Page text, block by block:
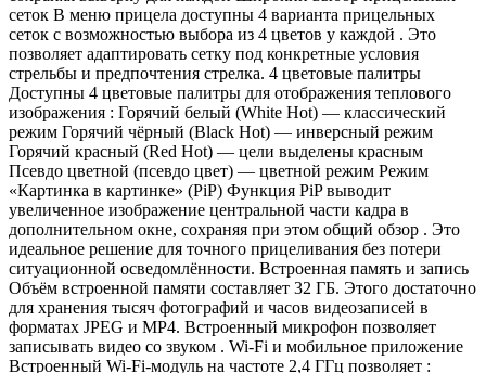
сеток В меню прицела доступны 4 варианта прицельных
сеток с возможностью выбора из 4 цветов у каждой . Это
позволяет адаптировать сетку под конкретные условия
стрельбы и предпочтения стрелка. 4 цветовые палитры
Доступны 4 цветовые палитры для отображения теплового
изображения : Горячий белый (White Hot) — классический
режим Горячий чёрный (Black Hot) — инверсный режим
Горячий красный (Red Hot) — цели выделены красным
Псевдо цветной (псевдо цвет) — цветной режим Режим
«Картинка в картинке» (PiP) Функция PiP выводит
увеличенное изображение центральной части кадра в
дополнительном окне, сохраняя при этом общий обзор . Это
идеальное решение для точного прицеливания без потери
ситуационной осведомлённости. Встроенная память и запись
Объём встроенной памяти составляет 32 ГБ. Этого достаточно
для хранения тысяч фотографий и часов видеозаписей в
форматах JPEG и MP4. Встроенный микрофон позволяет
записывать видео со звуком . Wi-Fi и мобильное приложение
Встроенный Wi-Fi-модуль на частоте 2,4 ГГц позволяет :